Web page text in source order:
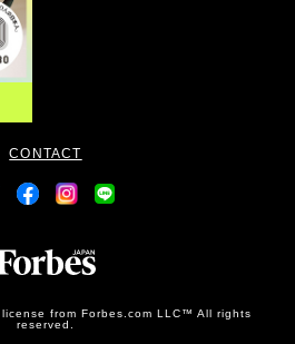
CONTACT
from Forbes.com LLC™ All rights
reserved.